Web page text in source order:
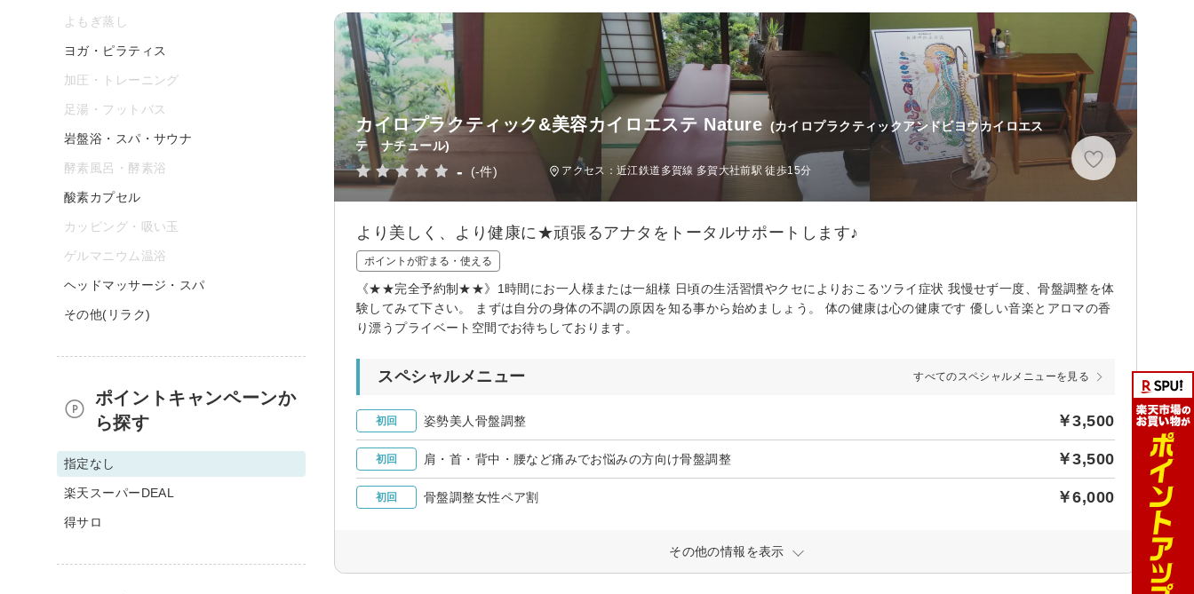
カイロプラクティック&美容カイロエステ Nature (カイロプラクティックアンドビヨウカイロエス
テ ナチュール)
- (-件) アクセス：近江鉄道多賀線 多賀大社前駅 徒歩15分
より美しく、より健康に★頑張るアナタをトータルサポートします♪
ポイントが貯まる・使える
《★★完全予約制★★》1時間にお一人様または一組様 日頃の生活習慣やクセによりおこるツライ症状 我慢せず一度、骨盤調整を体
験してみて下さい。 まずは自分の身体の不調の原因を知る事から始めましょう。 体の健康は心の健康です 優しい音楽とアロマの香
り漂うプライベート空間でお待ちしております。
スペシャルメニュー すべてのスペシャルメニューを見る
初回 姿勢美人骨盤調整 ￥3,500
初回 肩・首・背中・腰など痛みでお悩みの方向け骨盤調整 ￥3,500
初回 骨盤調整女性ペア割 ￥6,000
その他の情報を表示
よもぎ蒸し
ヨガ・ピラティス
加圧・トレーニング
足湯・フットバス
岩盤浴・スパ・サウナ
酵素風呂・酵素浴
酸素カプセル
カッピング・吸い玉
ゲルマニウム温浴
ヘッドマッサージ・スパ
その他(リラク)
ポイントキャンペーンか
ら探す
指定なし
楽天スーパーDEAL
得サロ